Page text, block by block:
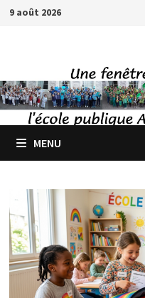
Passer
9 août 2026
MENU